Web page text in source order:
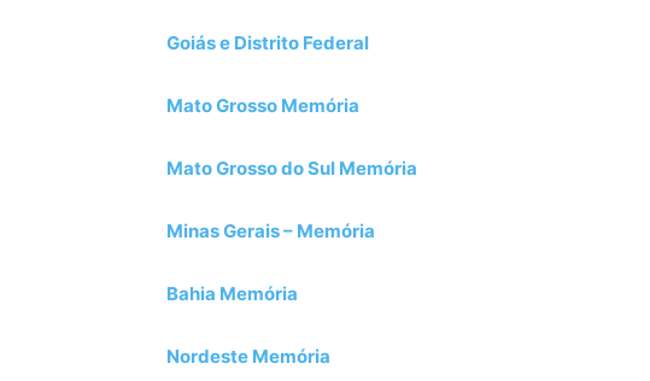
Goiás e Distrito Federal
Mato Grosso Memória
Mato Grosso do Sul Memória
Minas Gerais – Memória
Bahia Memória
Nordeste Memória